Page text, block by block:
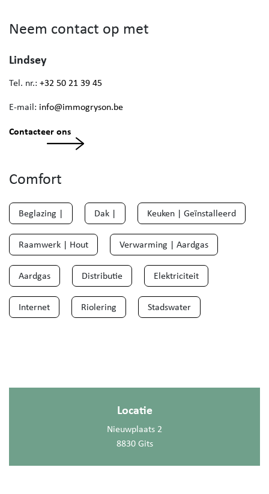
Neem contact op met
Lindsey
Tel. nr.: +32 50 21 39 45
E-mail: info@immogryson.be
Contacteer ons
Comfort
Beglazing | Dak | Keuken | Geïnstalleerd
Raamwerk | Hout Verwarming | Aardgas
Aardgas Distributie Elektriciteit
Internet Riolering Stadswater
Locatie
Nieuwplaats 2
8830 Gits